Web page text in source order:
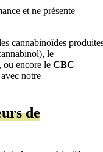
et ne présente
cannabinoïdes
le
ou encore le CBC
notre
de